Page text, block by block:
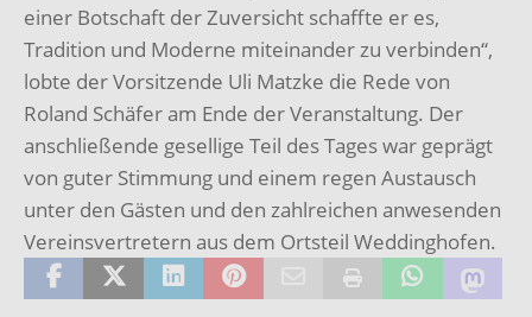
einer Botschaft der Zuversicht schaffte er es,
Tradition und Moderne miteinander zu verbinden“,
lobte der Vorsitzende Uli Matzke die Rede von
Roland Schäfer am Ende der Veranstaltung. Der
anschließende gesellige Teil des Tages war geprägt
von guter Stimmung und einem regen Austausch
unter den Gästen und den zahlreichen anwesenden
Vereinsvertretern aus dem Ortsteil Weddinghofen.